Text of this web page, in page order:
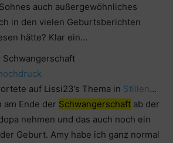
auch außergewöhnliches
in den vielen Geburtsberichten
hätte? Klar ein…
auf Lissi23’s Thema in Stillen…
am Ende der Schwangerschaft ab der
nehmen und das auch noch ein
Geburt. Amy habe ich ganz normal